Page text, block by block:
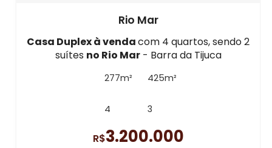
Rio Mar
Casa Duplex à vendacom 4 quartos, sendo 2
suítes no Rio Mar- Barra da Tijuca
277m² 425m²
4 3
R$3.200.000